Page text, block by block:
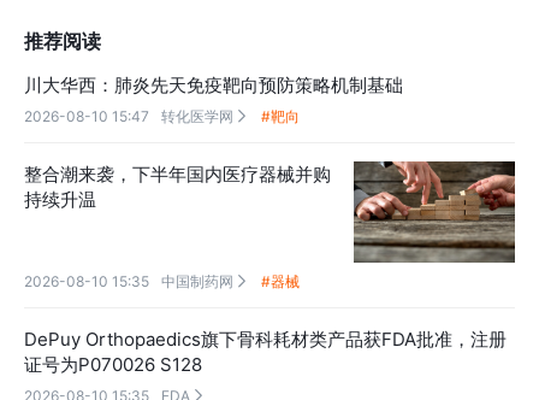
推荐阅读
川大华西：肺炎先天免疫靶向预防策略机制基础
2026-08-10 15:47 转化医学网  #靶向
整合潮来袭，下半年国内医疗器械并购
持续升温
2026-08-10 15:35 中国制药网  #器械
DePuy Orthopaedics旗下骨科耗材类产品获FDA批准，注册
证号为P070026 S128
2026-08-10 15:35 FDA 